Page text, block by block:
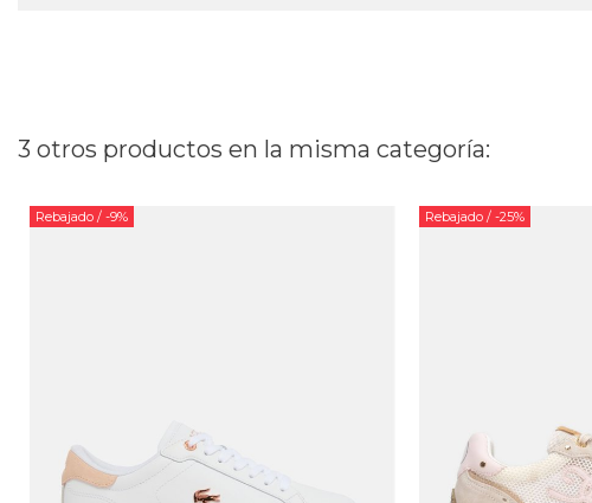
3 otros productos en la misma categoría:
Rebajado / -9% Rebajado / -25%